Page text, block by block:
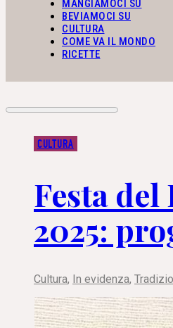
MANGIAMOCI SU
BEVIAMOCI SU
CULTURA
COME VA IL MONDO
RICETTE
CULTURA
Festa
2025:
Cultura, In evidenza,